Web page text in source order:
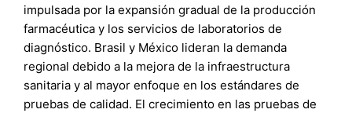
impulsada por la expansión gradual de la producción
farmacéutica y los servicios de laboratorios de
diagnóstico. Brasil y México lideran la demanda
regional debido a la mejora de la infraestructura
sanitaria y al mayor enfoque en los estándares de
pruebas de calidad. El crecimiento en las pruebas de